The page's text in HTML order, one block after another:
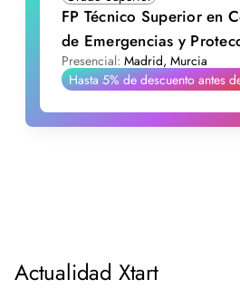
FP Técnico Superior en
de Emergencias y
Presencial: Madrid, Murcia
Hasta 5% de descuento antes
Actualidad Xtart